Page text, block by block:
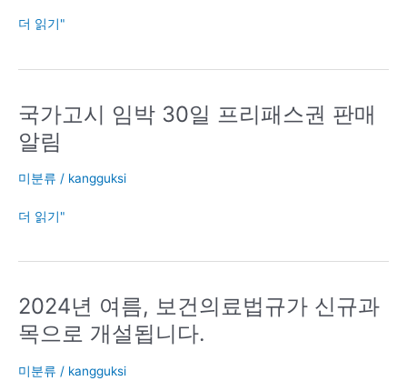
시
트
계
획
더 읽기"
국가고시 임박 30일 프리패스권 판매
알림
미분류 / kangguksi
국
가
고
시
박
패
스
판
더 읽기"
2024년 여름, 보건의료법규가 신규과
목으로 개설됩니다.
미분류 / kangguksi
2024
년
여
름,
보